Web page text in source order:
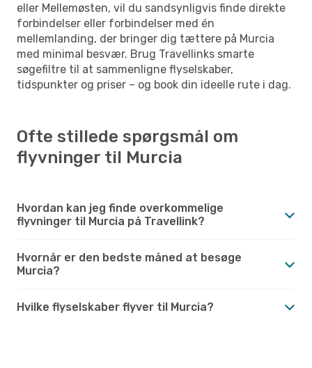
eller Mellemøsten, vil du sandsynligvis finde direkte
forbindelser eller forbindelser med én
mellemlanding, der bringer dig tættere på Murcia
med minimal besvær. Brug Travellinks smarte
søgefiltre til at sammenligne flyselskaber,
tidspunkter og priser – og book din ideelle rute i dag.
Ofte stillede spørgsmål om
flyvninger til Murcia
Hvordan kan jeg finde overkommelige
flyvninger til Murcia på Travellink?
Hvornår er den bedste måned at besøge
Murcia?
Hvilke flyselskaber flyver til Murcia?